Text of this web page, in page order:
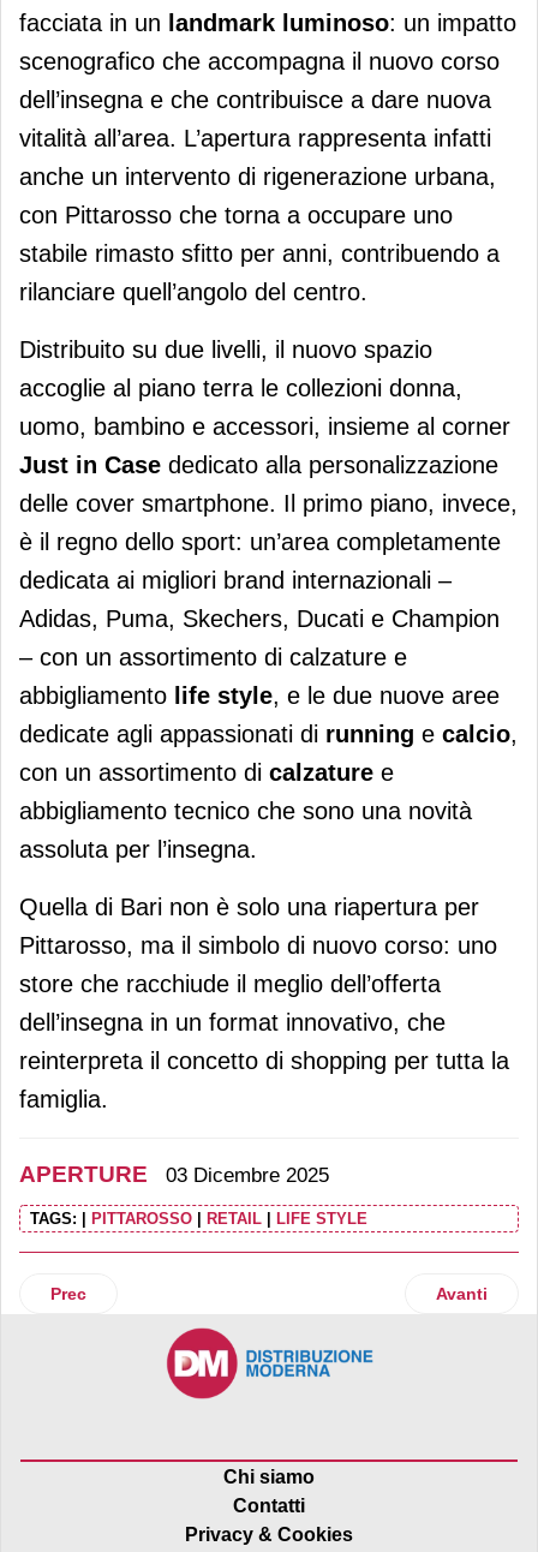
facciata in un landmark luminoso: un impatto
scenografico che accompagna il nuovo corso
dell’insegna e che contribuisce a dare nuova
vitalità all’area. L’apertura rappresenta infatti
anche un intervento di rigenerazione urbana,
con Pittarosso che torna a occupare uno
stabile rimasto sfitto per anni, contribuendo a
rilanciare quell’angolo del centro.
Distribuito su due livelli, il nuovo spazio
accoglie al piano terra le collezioni donna,
uomo, bambino e accessori, insieme al corner
Just in Case dedicato alla personalizzazione
delle cover smartphone. Il primo piano, invece,
è il regno dello sport: un’area completamente
dedicata ai migliori brand internazionali –
Adidas, Puma, Skechers, Ducati e Champion
– con un assortimento di calzature e
abbigliamento life style, e le due nuove aree
dedicate agli appassionati di running e calcio,
con un assortimento di calzature e
abbigliamento tecnico che sono una novità
assoluta per l’insegna.
Quella di Bari non è solo una riapertura per
Pittarosso, ma il simbolo di nuovo corso: uno
store che racchiude il meglio dell’offerta
dell’insegna in un format innovativo, che
reinterpreta il concetto di shopping per tutta la
famiglia.
APERTURE 03 Dicembre 2025
TAGS: PITTAROSSO RETAIL LIFE STYLE
Articolo precedente: Superconveniente: Gruppo Arena e
Prec Articolo
Avanti
Chi siamo
Contatti
Privacy & Cookies